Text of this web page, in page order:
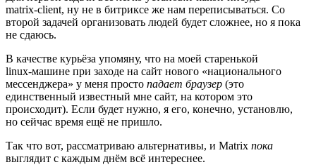
matrix‑client, ну не в битриксе же нам переписываться. Со
второй задачей организовать людей будет сложнее, но я пока
не сдаюсь.
В качестве курьёза упомяну, что на моей старенькой
linux‑машине при заходе на сайт нового «национального
мессенджера» у меня просто падает браузер (это
единственный известный мне сайт, на котором это
происходит). Если будет нужно, я его, конечно, установлю,
но сейчас время ещё не пришло.
Так что вот, рассматриваю альтернативы, и Matrix пока
выглядит с каждым днём всё интереснее.